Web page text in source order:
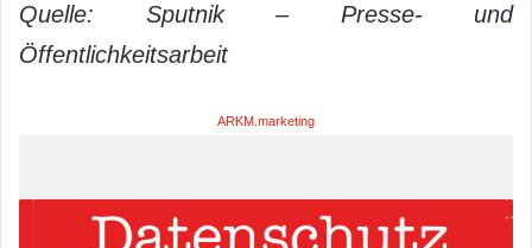
Quelle: Sputnik – Presse- und
Öffentlichkeitsarbeit
ARKM.marketing